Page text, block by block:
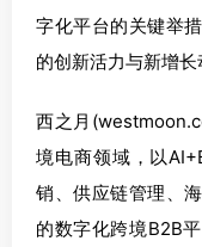
字化平台的关键举
的创新活力与新增长
西之月
境电商领域，以
销、供应链管理、
的数字化跨境B2B